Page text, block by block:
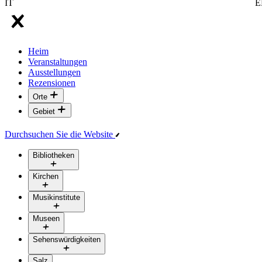
IT
Heim
Veranstaltungen
Ausstellungen
Rezensionen
Orte
Gebiet
Durchsuchen Sie die Website
Bibliotheken
Kirchen
Musikinstitute
Museen
Sehenswürdigkeiten